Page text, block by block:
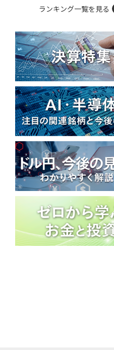
ランキング一覧を見る